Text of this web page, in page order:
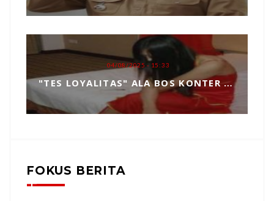
04/08/2025 - 15:33
"TES LOYALITAS" ALA BOS KONTER HP, TOPENG MANIPULASI BERKEDOK KEPERCAYAAN
FOKUS BERITA